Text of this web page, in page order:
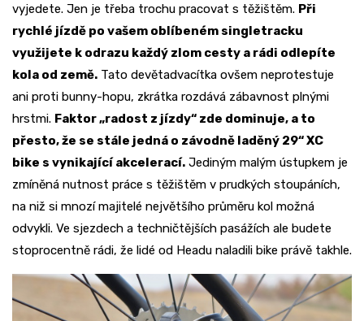
vyjedete. Jen je třeba trochu pracovat s těžištěm. Při
rychlé jízdě po vašem oblíbeném singletracku
využijete k odrazu každý zlom cesty a rádi odlepíte
kola od země. Tato devětadvacítka ovšem neprotestuje
ani proti bunny-hopu, zkrátka rozdává zábavnost plnými
hrstmi. Faktor „radost z jízdy“ zde dominuje, a to
přesto, že se stále jedná o závodně laděný 29“ XC
bike s vynikající akcelerací. Jediným malým ústupkem je
zmíněná nutnost práce s těžištěm v prudkých stoupáních,
na niž si mnozí majitelé největšího průměru kol možná
odvykli. Ve sjezdech a techničtějších pasážích ale budete
stoprocentně rádi, že lidé od Headu naladili bike právě takhle.